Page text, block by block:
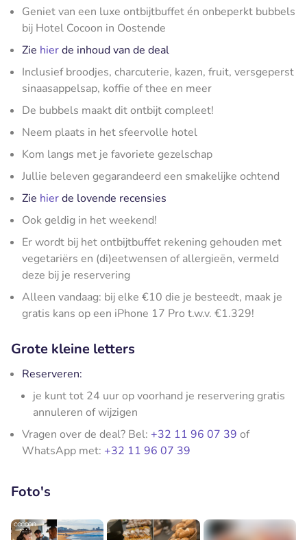
Geniet van een luxe ontbijtbuffet én onbeperkt bubbels
bij Hotel Cocoon in Oostende
Zie hierde inhoud van de deal
Inclusief broodjes, charcuterie, kazen, fruit, versgeperst
sinaasappelsap, koffie of thee en meer
De bubbels maakt dit ontbijt compleet!
Neem plaats in het sfeervolle hotel
Kom langs met je favoriete gezelschap
Jullie beleven gegarandeerd een smakelijke ochtend
Zie hierde lovende recensies
Ook geldig in het weekend!
Er wordt bij het ontbijtbuffet rekening gehouden met
vegetariërs en (di)eetwensen of allergieën, vermeld
deze bij je reservering
Alleen vandaag: bij elke €10 die je besteedt, maak je
gratis kans op een iPhone 17 Pro t.w.v. €1.329!
Grote kleine letters
Reserveren:
je kunt tot 24 uur op voorhand je reservering gratis
annuleren of wijzigen
Vragen over de deal? Bel: +32 11 96 07 39 of
WhatsApp met: +32 11 96 07 39
Foto's